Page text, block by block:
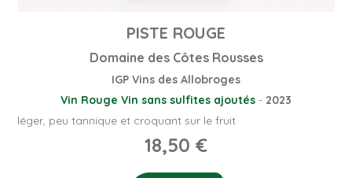
PISTE ROUGE
Domaine des Côtes Rousses
IGP Vins des Allobroges
Vin Rouge Vin sans sulfites ajoutés - 2023
léger, peu tannique et croquant sur le fruit
18,50 €